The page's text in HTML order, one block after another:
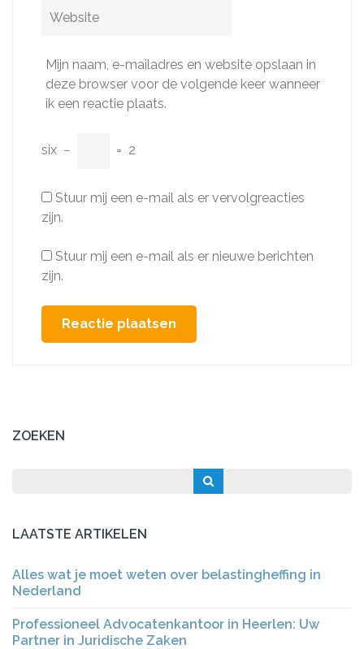
Website
Mijn naam, e-mailadres en website opslaan in
deze browser voor de volgende keer wanneer
ik een reactie plaats.
six − = 2
Stuur mij een e-mail als er vervolgreacties
zijn.
Stuur mij een e-mail als er nieuwe berichten
zijn.
ZOEKEN
LAATSTE ARTIKELEN
Alles wat je moet weten over belastingheffing in
Nederland
Professioneel Advocatenkantoor in Heerlen: Uw
Partner in Juridische Zaken